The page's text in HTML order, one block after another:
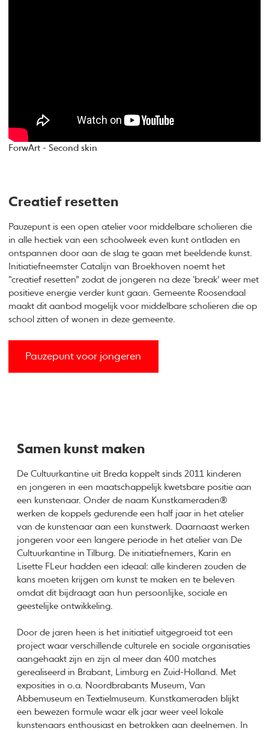
ForwArt - Second skin
Creatief resetten
Pauzepunt is een open atelier voor middelbare scholieren die
in alle hectiek van een schoolweek even kunt ontladen en
ontspannen door aan de slag te gaan met beeldende kunst.
Initiatiefneemster Catalijn van Broekhoven noemt het
“creatief resetten” zodat de jongeren na deze ‘break’ weer met
positieve energie verder kunt gaan. Gemeente Roosendaal
maakt dit aanbod mogelijk voor middelbare scholieren die op
school zitten of wonen in deze gemeente.
Pauzepunt voor jongeren
Samen kunst maken
De Cultuurkantine uit Breda koppelt sinds 2011 kinderen
en jongeren in een maatschappelijk kwetsbare positie aan
een kunstenaar. Onder de naam Kunstkameraden®
werken de koppels gedurende een half jaar in het atelier
van de kunstenaar aan een kunstwerk. Daarnaast werken
jongeren voor een langere periode in het atelier van De
Cultuurkantine in Tilburg. De initiatiefnemers, Karin en
Lisette FLeur hadden een ideaal: alle kinderen zouden de
kans moeten krijgen om kunst te maken en te beleven
omdat dit bijdraagt aan hun persoonlijke, sociale en
geestelijke ontwikkeling.
Door de jaren heen is het initiatief uitgegroeid tot een
project waar verschillende culturele en sociale organisaties
aangehaakt zijn en zijn al meer dan 400 matches
gerealiseerd in Brabant, Limburg en Zuid-Holland. Met
exposities in o.a. Noordbrabants Museum, Van
Abbemuseum en Textielmuseum. Kunstkameraden blijkt
een bewezen formule waar elk jaar weer veel lokale
kunstenaars enthousiast en betrokken aan deelnemen. In